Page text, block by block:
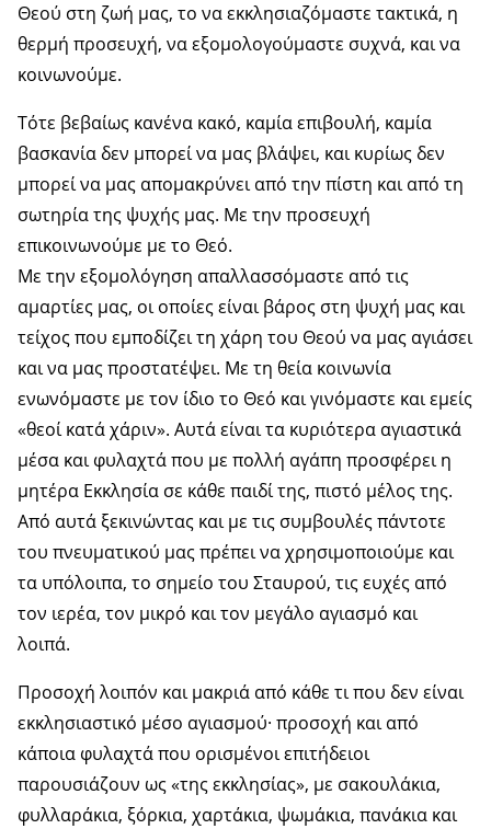
Θεού στη ζωή μας, το να εκκλησιαζόμαστε τακτικά, η
θερμή προσευχή, να εξομολογούμαστε συχνά, και να
κοινωνούμε.
Τότε βεβαίως κανένα κακό, καμία επιβουλή, καμία
βασκανία δεν μπορεί να μας βλάψει, και κυρίως δεν
μπορεί να μας απομακρύνει από την πίστη και από τη
σωτηρία της ψυχής μας. Με την προσευχή
επικοινωνούμε με το Θεό.
Με την εξομολόγηση απαλλασσόμαστε από τις
αμαρτίες μας, οι οποίες είναι βάρος στη ψυχή μας και
τείχος που εμποδίζει τη χάρη του Θεού να μας αγιάσει
και να μας προστατέψει. Με τη θεία κοινωνία
ενωνόμαστε με τον ίδιο το Θεό και γινόμαστε και εμείς
«θεοί κατά χάριν». Αυτά είναι τα κυριότερα αγιαστικά
μέσα και φυλαχτά που με πολλή αγάπη προσφέρει η
μητέρα Εκκλησία σε κάθε παιδί της, πιστό μέλος της.
Από αυτά ξεκινώντας και με τις συμβουλές πάντοτε
του πνευματικού μας πρέπει να χρησιμοποιούμε και
τα υπόλοιπα, το σημείο του Σταυρού, τις ευχές από
τον ιερέα, τον μικρό και τον μεγάλο αγιασμό και
λοιπά.
Προσοχή λοιπόν και μακριά από κάθε τι που δεν είναι
εκκλησιαστικό μέσο αγιασμού· προσοχή και από
κάποια φυλαχτά που ορισμένοι επιτήδειοι
παρουσιάζουν ως «της εκκλησίας», με σακουλάκια,
φυλλαράκια, ξόρκια, χαρτάκια, ψωμάκια, πανάκια και